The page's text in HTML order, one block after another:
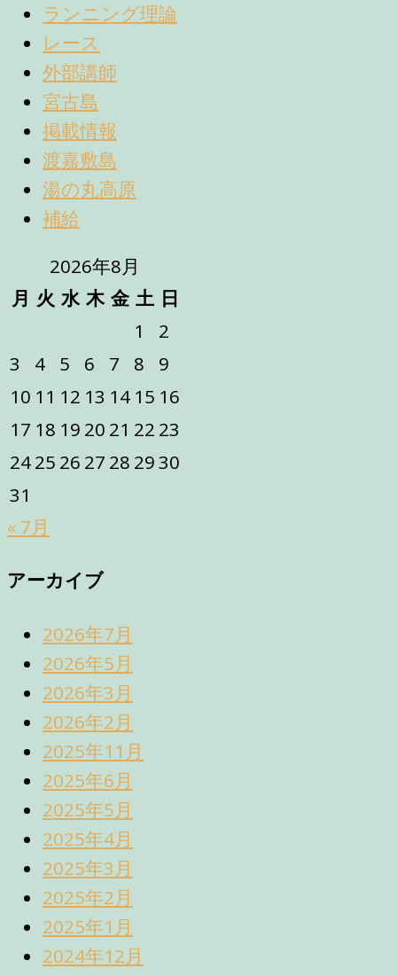
ランニング理論
レース
外部講師
宮古島
掲載情報
渡嘉敷島
湯の丸高原
補給
2026年8月
月 火 水 木 金 土 日
1
2
3
4 5 6 7 8
9
10 11 12 13 14 15 16
17 18 19 20 21 22 23
2425 26 27 28 2930
31
« 7月
アーカイブ
2026年7月
2026年5月
2026年3月
2026年2月
2025年11月
2025年6月
2025年5月
2025年4月
2025年3月
2025年2月
2025年1月
2024年12月